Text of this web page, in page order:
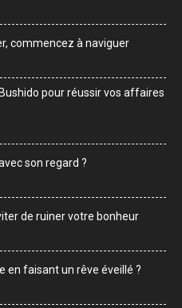
commencez à naviguer
pour réussir vos affaires
son regard ?
de ruiner votre bonheur
en faisant un rêve éveillé ?